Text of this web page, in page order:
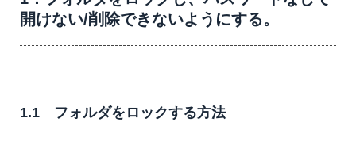
開けない/削除できないようにする。
1.1 フォルダをロックする方法